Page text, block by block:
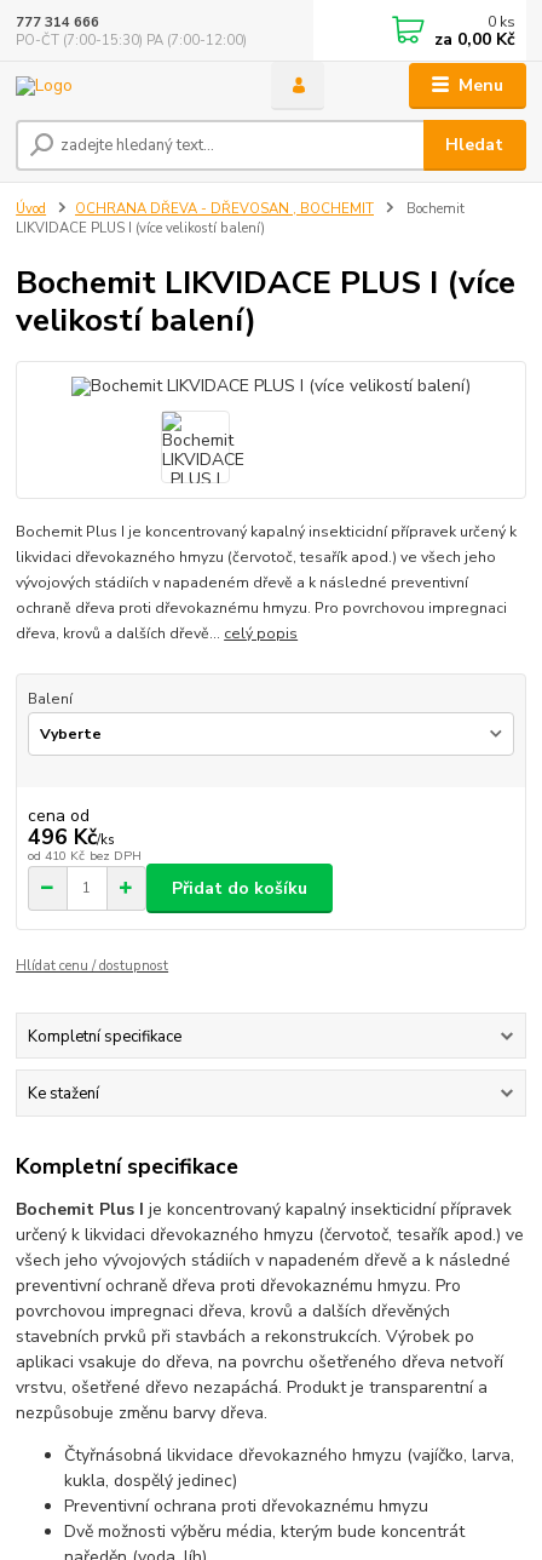
Menu
Hledat
777 314 666
PO-ČT (7:00-15:30) PA (7:00-12:00)
0 ks
za 0,00 Kč
Úvod OCHRANA DŘEVA - DŘEVOSAN , BOCHEMIT
Bochemit
LIKVIDACE PLUS I (více velikostí balení)
Bochemit LIKVIDACE PLUS I (více
velikostí balení)
Bochemit Plus I je koncentrovaný kapalný insekticidní přípravek určený k
likvidaci dřevokazného hmyzu (červotoč, tesařík apod.) ve všech jeho
vývojových stádiích v napadeném dřevě a k následné preventivní
ochraně dřeva proti dřevokaznému hmyzu. Pro povrchovou impregnaci
dřeva, krovů a dalších dřevě... celý popis
Balení
cena od
496 Kč/ks
od 410 Kč bez DPH
Přidat do košíku
Hlídat cenu / dostupnost
Kompletní specifikace
Ke stažení
Kompletní specifikace
Bochemit Plus Ije koncentrovaný kapalný insekticidní přípravek
určený k likvidaci dřevokazného hmyzu (červotoč, tesařík apod.) ve
všech jeho vývojových stádiích v napadeném dřevě a k následné
preventivní ochraně dřeva proti dřevokaznému hmyzu. Pro
povrchovou impregnaci dřeva, krovů a dalších dřevěných
stavebních prvků při stavbách a rekonstrukcích. Výrobek po
aplikaci vsakuje do dřeva, na povrchu ošetřeného dřeva netvoří
vrstvu, ošetřené dřevo nezapáchá. Produkt je transparentní a
nezpůsobuje změnu barvy dřeva.
Čtyřnásobná likvidace dřevokazného hmyzu (vajíčko, larva,
kukla, dospělý jedinec)
Preventivní ochrana proti dřevokaznému hmyzu
Dvě možnosti výběru média, kterým bude koncentrát